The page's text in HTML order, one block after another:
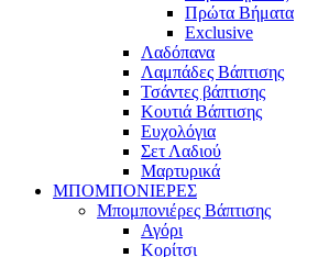
Πρώτα Βήματα
Exclusive
Λαδόπανα
Λαμπάδες Βάπτισης
Τσάντες βάπτισης
Κουτιά Βάπτισης
Ευχολόγια
Σετ Λαδιού
Μαρτυρικά
ΜΠΟΜΠΟΝΙΕΡΕΣ
Μπομπονιέρες Βάπτισης
Αγόρι
Κορίτσι